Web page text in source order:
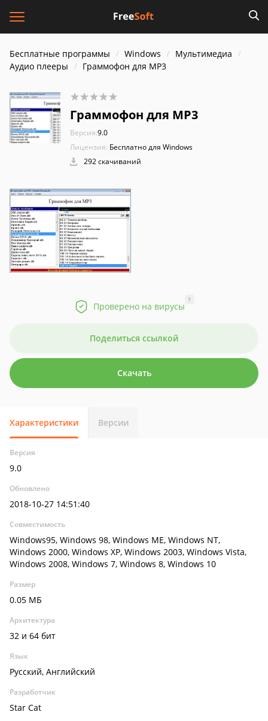
Бесплатные программы Windows
Мультимедиа
Аудио плееры
Граммофон для MP3
Граммофон для MP3
Версия:9.0
Лицензия: Бесплатно для Windows
292 скачиваний
Проверено на вирусы
?
Поделиться ссылкой
Скачать
Характеристики Версии
Версия
9.0
Обновлено
2018-10-27 14:51:40
Совместимость
Windows95, Windows 98, Windows ME, Windows NT,
Windows 2000, Windows XP, Windows 2003, Windows Vista,
Windows 2008, Windows 7, Windows 8, Windows 10
Размер
0.05 МБ
Архитектура
32 и 64 бит
Язык
Русский, Английский
Разработчик
Star Cat